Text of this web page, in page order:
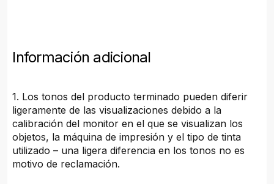
Información adicional
1. Los tonos del producto terminado pueden diferir
ligeramente de las visualizaciones debido a la
calibración del monitor en el que se visualizan los
objetos, la máquina de impresión y el tipo de tinta
utilizado – una ligera diferencia en los tonos no es
motivo de reclamación.